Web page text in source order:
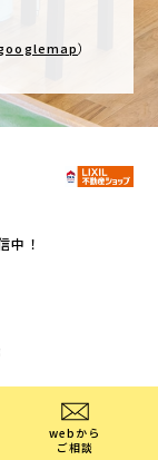
webから
ご相談
）
中！